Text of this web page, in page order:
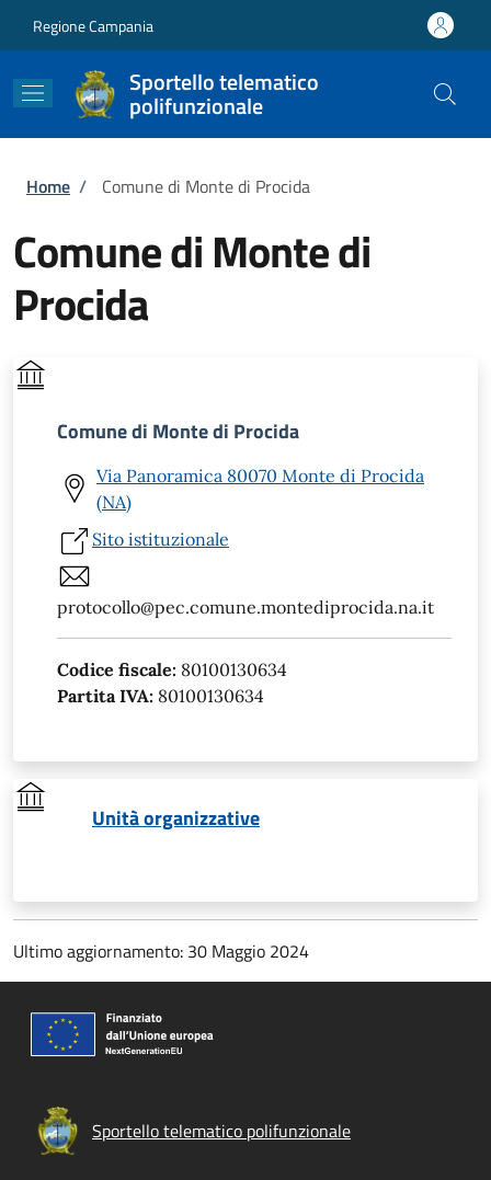
Regione Campania
Sportello telematico
polifunzionale
Briciole di pane
Home / Comune di Monte di Procida
Comune di Monte di
Procida
Comune di Monte di Procida
Via Panoramica 80070 Monte di Procida
(NA)
Sito istituzionale
protocollo@pec.comune.montediprocida.na.it
Codice fiscale: 80100130634
Partita IVA: 80100130634
Unità organizzative
Ultimo aggiornamento: 30 Maggio 2024
Sportello telematico polifunzionale